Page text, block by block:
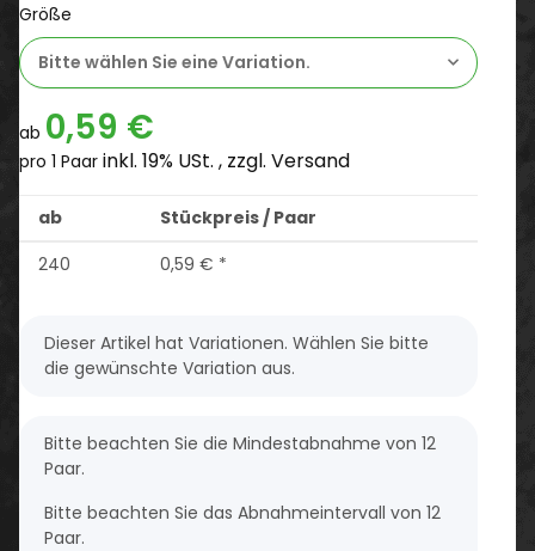
Größe
Bitte wählen Sie eine Variation.
ab 0,59 €
pro 1 Paar inkl. 19% USt. , zzgl. Versand
ab
Stückpreis / Paar
240
0,59 € *
x
Dieser Artikel hat Variationen. Wählen Sie bitte
die gewünschte Variation aus.
x
Bitte beachten Sie die Mindestabnahme von 12
Paar.
Bitte beachten Sie das Abnahmeintervall von 12
Paar.